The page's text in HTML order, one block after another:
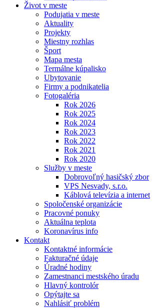
Život v meste
Podujatia v meste
Aktuality
Projekty
Miestny rozhlas
Šport
Mapa mesta
Termálne kúpalisko
Ubytovanie
Firmy a podnikatelia
Fotogaléria
Rok 2026
Rok 2025
Rok 2024
Rok 2023
Rok 2022
Rok 2021
Rok 2020
Služby v meste
Dobrovoľný hasičský zbor
VPS Nesvady, s.r.o.
Káblová televízia a internet
Spoločenské organizácie
Pracovné ponuky
Aktuálna teplota
Koronavírus info
Kontakt
Kontaktné informácie
Fakturačné údaje
Úradné hodiny
Zamestnanci mestského úradu
Hlavný kontrolór
Opýtajte sa
Nahlásiť problém